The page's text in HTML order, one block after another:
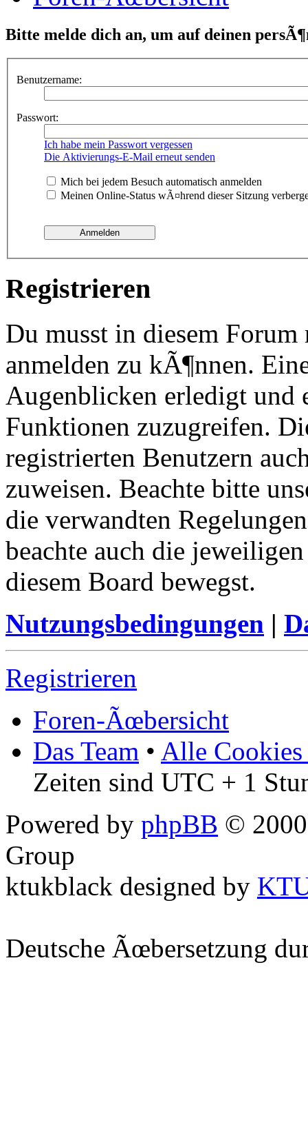
Bitte melde dich an, um auf deinen
Benutzername:
Passwort:
Ich habe mein Passwort vergessen
Die Aktivierungs-E-Mail erneut senden
Mich bei jedem Besuch automatisch anmelden
Meinen Online-Status wÃ¤hrend dieser Sitzung
Registrieren
Du musst in diesem
anmelden zu kÃ¶nnen.
Augenblicken erledigt und
Funktionen zuzugreifen.
registrierten Benutzern
zuweisen. Beachte bitte
die verwandten
beachte auch die
diesem Board bewegst.
Nutzungsbedingungen |
Registrieren
Foren-Ãœbersicht
Das Team • Alle Cookies
Zeiten sind UTC + 1
Powered by phpBB ©
Group
ktukblack designed by
Deutsche Ãœbersetzung